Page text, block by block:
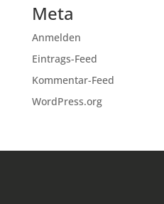
Meta
Anmelden
Eintrags-Feed
Kommentar-Feed
WordPress.org